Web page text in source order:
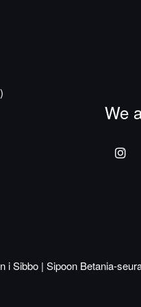
We
i Sibbo | Sipoon Betania-